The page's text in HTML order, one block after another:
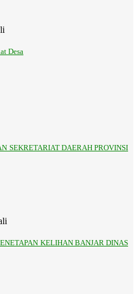
Desa
SEKRETARIAT DAERAH PROVINSI
KELIHAN BANJAR DINAS